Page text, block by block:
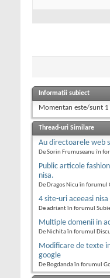
Informații subiect
Momentan este/sunt
Thread-uri Similare
Au directoarele web
De Sorin Frumuseanu în
Public articole
nisa.
De Dragos Nicu în
4 site-uri aceeasi
De adriant în forumul
Multiple domenii in
De Nichita în forumul
Modificare de texte
google
De Bogdanda în forumul